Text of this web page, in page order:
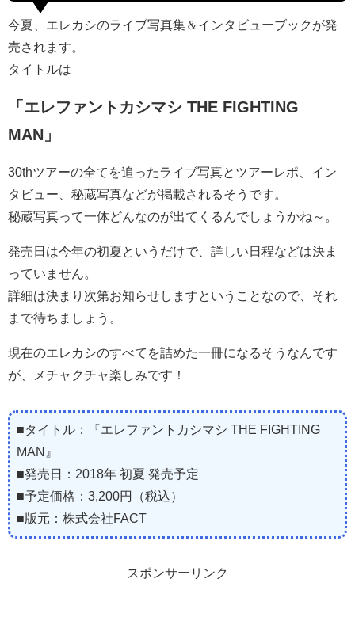
今夏、エレカシのライブ写真集＆インタビューブックが発
売されます。
タイトルは
「エレファントカシマシ THE FIGHTING
MAN」
30thツアーの全てを追ったライブ写真とツアーレポ、イン
タビュー、秘蔵写真などが掲載されるそうです。
秘蔵写真って一体どんなのが出てくるんでしょうかね～。
発売日は今年の初夏というだけで、詳しい日程などは決ま
っていません。
詳細は決まり次第お知らせしますということなので、それ
まで待ちましょう。
現在のエレカシのすべてを詰めた一冊になるそうなんです
が、メチャクチャ楽しみです！
■タイトル：『エレファントカシマシ THE FIGHTING
MAN』
■発売日：2018年 初夏 発売予定
■予定価格：3,200円（税込）
■版元：株式会社FACT
スポンサーリンク